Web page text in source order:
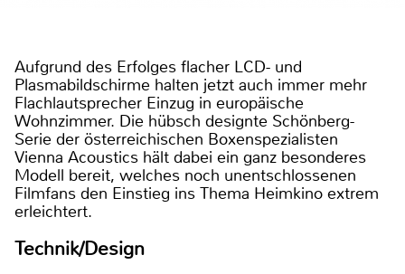
Aufgrund des Erfolges flacher LCD- und
Plasmabildschirme halten jetzt auch immer mehr
Flachlautsprecher Einzug in europäische
Wohnzimmer. Die hübsch designte Schönberg-
Serie der österreichischen Boxenspezialisten
Vienna Acoustics hält dabei ein ganz besonderes
Modell bereit, welches noch unentschlossenen
Filmfans den Einstieg ins Thema Heimkino extrem
erleichtert.
Technik/Design